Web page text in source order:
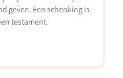
geven. Een schenking is
testament.